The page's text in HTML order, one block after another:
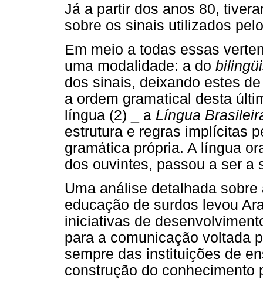
Já a partir dos anos 80,
sobre os sinais utilizados
Em meio a todas essas
uma modalidade: a do
dos sinais, deixando estes
a ordem gramatical desta
língua (2) _ a Língua
estrutura e regras implícitas
gramática própria. A língua
dos ouvintes, passou a ser a
Uma análise detalhada
educação de surdos levou
iniciativas de
para a comunicação voltada
sempre das instituições de
construção do conhecimento